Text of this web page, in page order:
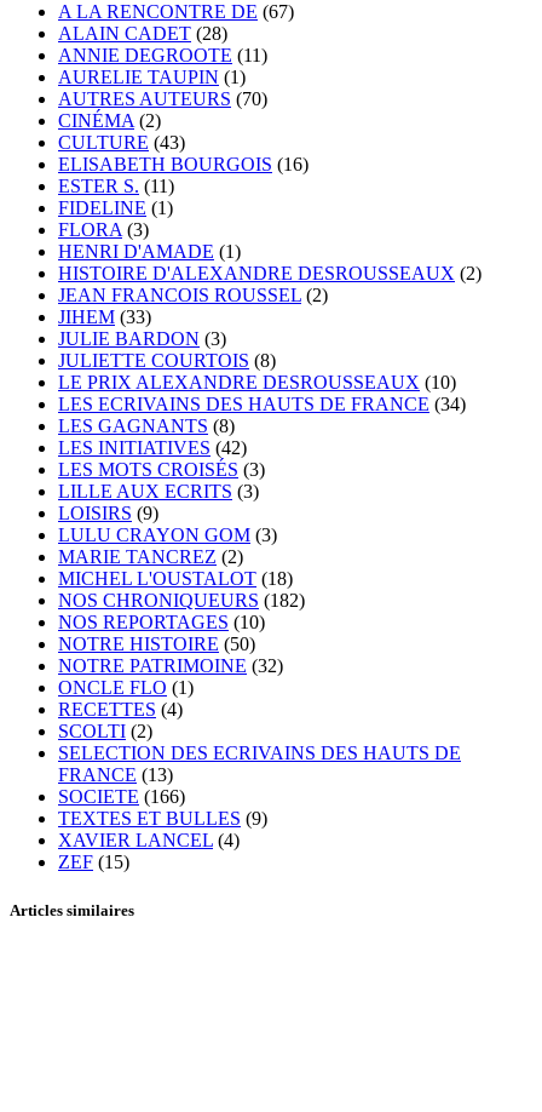
A LA RENCONTRE DE (67)
ALAIN CADET (28)
ANNIE DEGROOTE (11)
AURELIE TAUPIN (1)
AUTRES AUTEURS (70)
CINÉMA (2)
CULTURE (43)
ELISABETH BOURGOIS (16)
ESTER S. (11)
FIDELINE (1)
FLORA (3)
HENRI D'AMADE (1)
HISTOIRE D'ALEXANDRE DESROUSSEAUX (2)
JEAN FRANCOIS ROUSSEL (2)
JIHEM (33)
JULIE BARDON (3)
JULIETTE COURTOIS (8)
LE PRIX ALEXANDRE DESROUSSEAUX (10)
LES ECRIVAINS DES HAUTS DE FRANCE (34)
LES GAGNANTS (8)
LES INITIATIVES (42)
LES MOTS CROISÉS (3)
LILLE AUX ECRITS (3)
LOISIRS (9)
LULU CRAYON GOM (3)
MARIE TANCREZ (2)
MICHEL L'OUSTALOT (18)
NOS CHRONIQUEURS (182)
NOS REPORTAGES (10)
NOTRE HISTOIRE (50)
NOTRE PATRIMOINE (32)
ONCLE FLO (1)
RECETTES (4)
SCOLTI (2)
SELECTION DES ECRIVAINS DES HAUTS DE
FRANCE (13)
SOCIETE (166)
TEXTES ET BULLES (9)
XAVIER LANCEL (4)
ZEF (15)
Articles similaires